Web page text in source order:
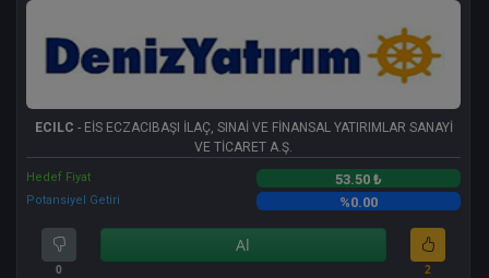
ECILC - EİS ECZACIBAŞI İLAÇ, SINAİ VE FİNANSAL YATIRIMLAR SANAYİ
VE TİCARET A.Ş.
Hedef Fiyat 53.50 ₺
Potansiyel Getiri %0.00
0
Al
2